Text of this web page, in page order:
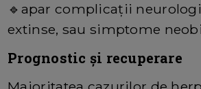
🔹 apar complicaţii
extinse, sau simptome
Prognostic şi recuperare